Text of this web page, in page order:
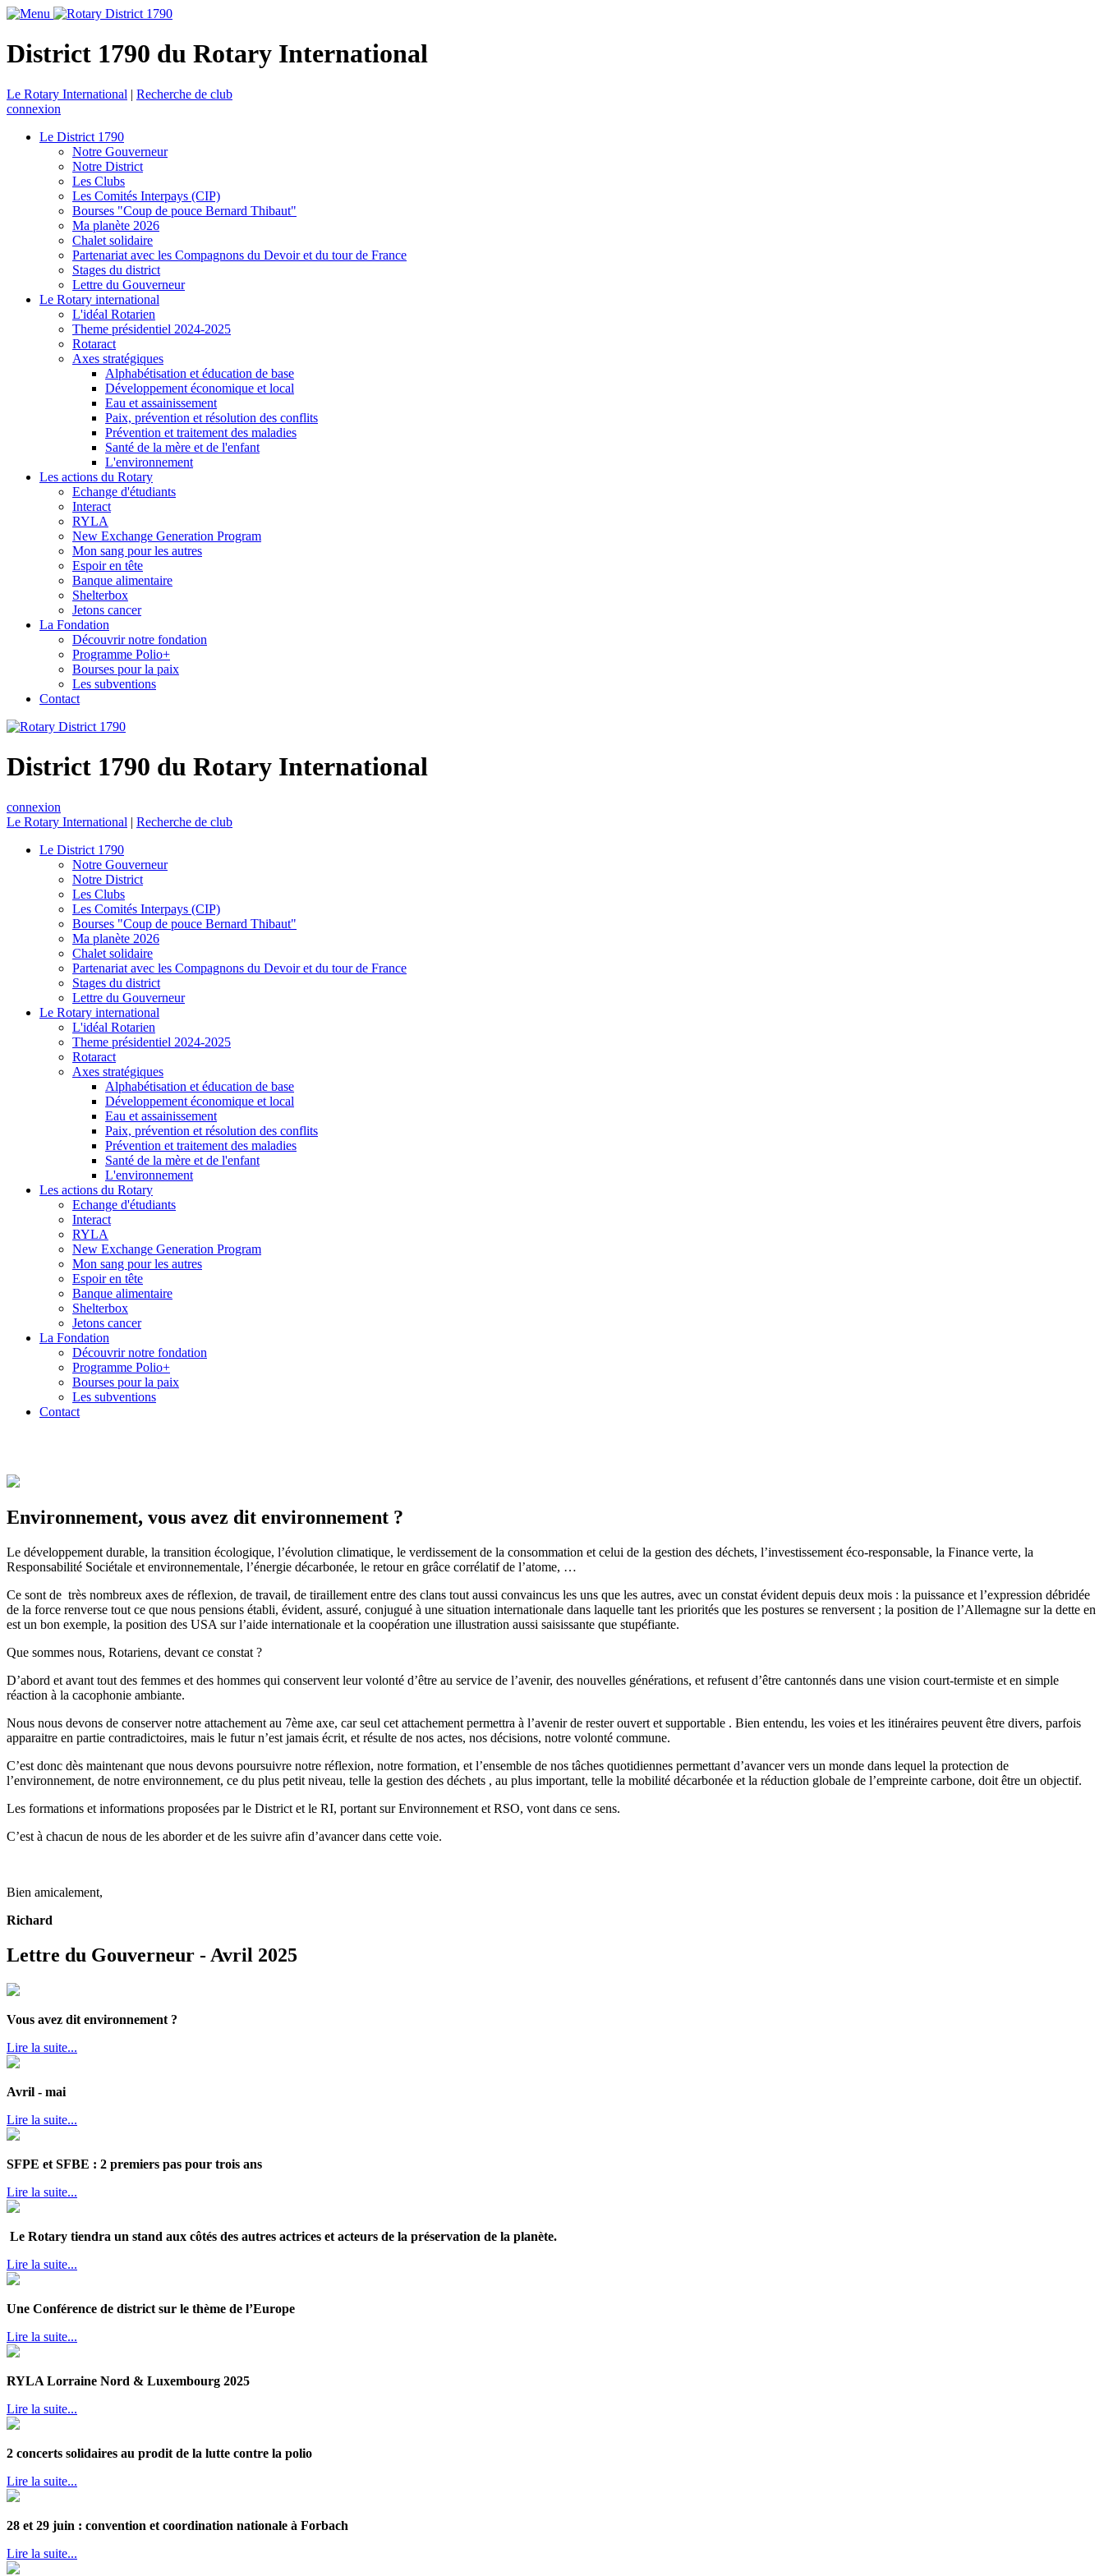
District 1790 du Rotary International
Le Rotary International | Recherche de club
connexion
Le District 1790
Notre Gouverneur
Notre District
Les Clubs
Les Comités Interpays (CIP)
Bourses "Coup de pouce Bernard Thibaut"
Ma planète 2026
Chalet solidaire
Partenariat avec les Compagnons du Devoir et du tour de France
Stages du district
Lettre du Gouverneur
Le Rotary international
L'idéal Rotarien
Theme présidentiel 2024-2025
Rotaract
Axes stratégiques
Alphabétisation et éducation de base
Développement économique et local
Eau et assainissement
Paix, prévention et résolution des conflits
Prévention et traitement des maladies
Santé de la mère et de l'enfant
L'environnement
Les actions du Rotary
Echange d'étudiants
Interact
RYLA
New Exchange Generation Program
Mon sang pour les autres
Espoir en tête
Banque alimentaire
Shelterbox
Jetons cancer
La Fondation
Découvrir notre fondation
Programme Polio+
Bourses pour la paix
Les subventions
Contact
District 1790 du Rotary International
connexion
Le Rotary International | Recherche de club
Le District 1790
Notre Gouverneur
Notre District
Les Clubs
Les Comités Interpays (CIP)
Bourses "Coup de pouce Bernard Thibaut"
Ma planète 2026
Chalet solidaire
Partenariat avec les Compagnons du Devoir et du tour de France
Stages du district
Lettre du Gouverneur
Le Rotary international
L'idéal Rotarien
Theme présidentiel 2024-2025
Rotaract
Axes stratégiques
Alphabétisation et éducation de base
Développement économique et local
Eau et assainissement
Paix, prévention et résolution des conflits
Prévention et traitement des maladies
Santé de la mère et de l'enfant
L'environnement
Les actions du Rotary
Echange d'étudiants
Interact
RYLA
New Exchange Generation Program
Mon sang pour les autres
Espoir en tête
Banque alimentaire
Shelterbox
Jetons cancer
La Fondation
Découvrir notre fondation
Programme Polio+
Bourses pour la paix
Les subventions
Contact
Environnement, vous avez dit environnement ?
Le développement durable, la transition écologique, l’évolution climatique, le verdissement de la consommation et celui de la gestion des déchets, l’investissement éco-responsable, la Finance verte, la
Responsabilité Sociétale et environnementale, l’énergie décarbonée, le retour en grâce corrélatif de l’atome, …
Ce sont de très nombreux axes de réflexion, de travail, de tiraillement entre des clans tout aussi convaincus les uns que les autres, avec un constat évident depuis deux mois : la puissance et l’expression débridée
de la force renverse tout ce que nous pensions établi, évident, assuré, conjugué à une situation internationale dans laquelle tant les priorités que les postures se renversent ; la position de l’Allemagne sur la dette en
est un bon exemple, la position des USA sur l’aide internationale et la coopération une illustration aussi saisissante que stupéfiante.
Que sommes nous, Rotariens, devant ce constat ?
D’abord et avant tout des femmes et des hommes qui conservent leur volonté d’être au service de l’avenir, des nouvelles générations, et refusent d’être cantonnés dans une vision court-termiste et en simple
réaction à la cacophonie ambiante.
Nous nous devons de conserver notre attachement au 7ème axe, car seul cet attachement permettra à l’avenir de rester ouvert et supportable . Bien entendu, les voies et les itinéraires peuvent être divers, parfois
apparaitre en partie contradictoires, mais le futur n’est jamais écrit, et résulte de nos actes, nos décisions, notre volonté commune.
C’est donc dès maintenant que nous devons poursuivre notre réflexion, notre formation, et l’ensemble de nos tâches quotidiennes permettant d’avancer vers un monde dans lequel la protection de
l’environnement, de notre environnement, ce du plus petit niveau, telle la gestion des déchets , au plus important, telle la mobilité décarbonée et la réduction globale de l’empreinte carbone, doit être un objectif.
Les formations et informations proposées par le District et le RI, portant sur Environnement et RSO, vont dans ce sens.
C’est à chacun de nous de les aborder et de les suivre afin d’avancer dans cette voie.
Bien amicalement,
Richard
Lettre du Gouverneur - Avril 2025
Vous avez dit environnement ?
Lire la suite...
Avril - mai
Lire la suite...
SFPE et SFBE : 2 premiers pas pour trois ans
Lire la suite...
Le Rotary tiendra un stand aux côtés des autres actrices et acteurs de la préservation de la planète.
Lire la suite...
Une Conférence de district sur le thème de l’Europe
Lire la suite...
RYLA Lorraine Nord & Luxembourg 2025
Lire la suite...
2 concerts solidaires au prodit de la lutte contre la polio
Lire la suite...
28 et 29 juin : convention et coordination nationale à Forbach
Lire la suite...